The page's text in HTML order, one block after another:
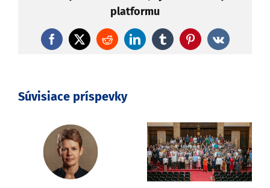
platformu
Facebook
X RedditLinkedInTumblrPinterest
Vk
Súvisiace príspevky